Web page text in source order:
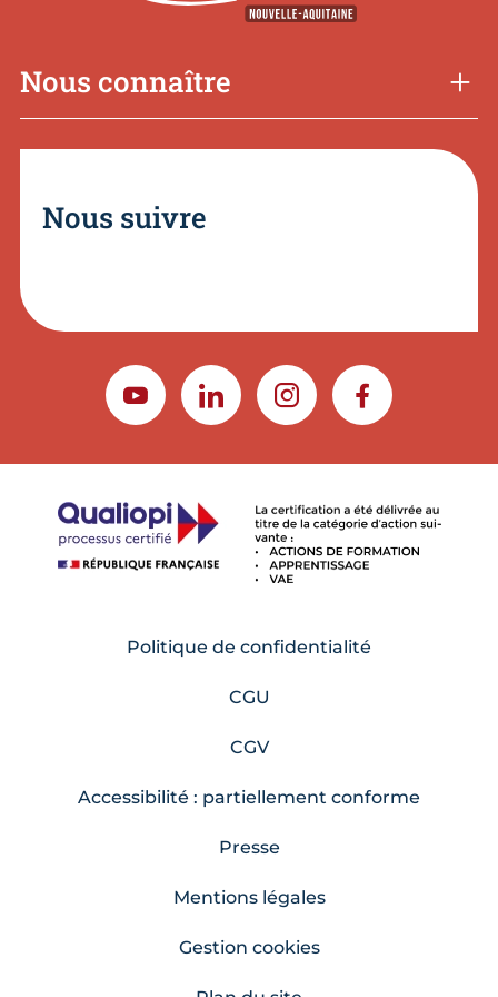
Nous connaître
Nous suivre
YOUTUBELINKEDININSTAGRAMFACEBOOK
Politique de confidentialité
CGU
CGV
Accessibilité : partiellement conforme
Presse
Mentions légales
Gestion cookies